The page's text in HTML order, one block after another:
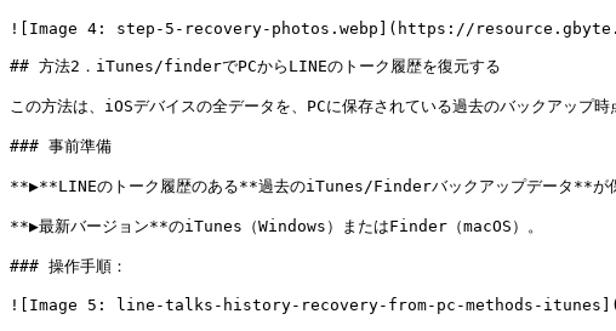
![Image 4: step-5-recovery-photos.webp](https://
## 方法2．iTunes/finderでPCからLINEのトーク履歴を復元する
この方法は、iOSデバイスの全データを、PCに保存されている過去のバックアップ
### 事前準備
**▶**LINEのトーク履歴のある**過去のiTunes/Finderバックアップデータ**が保
**▶最新バージョン**のiTunes（Windows）またはFinder（macOS）。
### 操作手順：
![Image 5: line-talks-history-recovery-from-pc-methods-